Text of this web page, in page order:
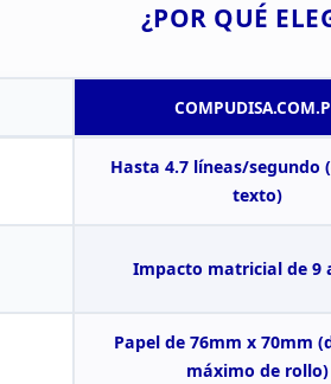
¿POR QUÉ
Hasta 4.7líneas/segundo
texto)
Impacto matricial de 9
Papel de 76mm x 70mm
máximo de rollo)